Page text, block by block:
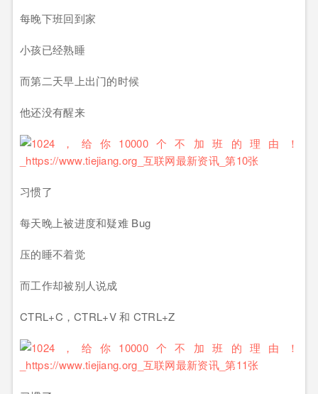
每晚下班回到家
小孩已经熟睡
而第二天早上出门的时候
他还没有醒来
习惯了
每天晚上被进度和疑难 Bug
压的睡不着觉
而工作却被别人说成
CTRL+C，CTRL+V 和 CTRL+Z